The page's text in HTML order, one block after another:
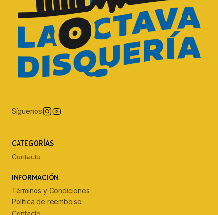
Síguenos
CATEGORÍAS
Contacto
INFORMACIÓN
Términos y Condiciones
Política de reembolso
Contacto